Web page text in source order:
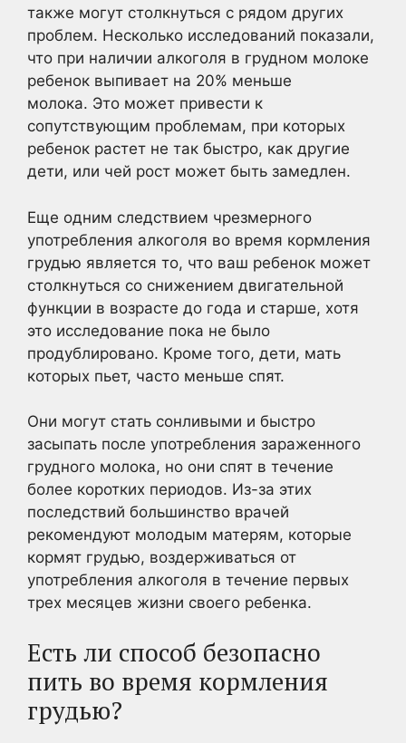
также могут столкнуться с рядом других
проблем. Несколько исследований показали,
что при наличии алкоголя в грудном молоке
ребенок выпивает на 20% меньше
молока. Это может привести к
сопутствующим проблемам, при которых
ребенок растет не так быстро, как другие
дети, или чей рост может быть замедлен.
Еще одним следствием чрезмерного
употребления алкоголя во время кормления
грудью является то, что ваш ребенок может
столкнуться со снижением двигательной
функции в возрасте до года и старше, хотя
это исследование пока не было
продублировано. Кроме того, дети, мать
которых пьет, часто меньше спят.
Они могут стать сонливыми и быстро
засыпать после употребления зараженного
грудного молока, но они спят в течение
более коротких периодов. Из-за этих
последствий большинство врачей
рекомендуют молодым матерям, которые
кормят грудью, воздерживаться от
употребления алкоголя в течение первых
трех месяцев жизни своего ребенка.
Есть ли способ безопасно
пить во время кормления
грудью?